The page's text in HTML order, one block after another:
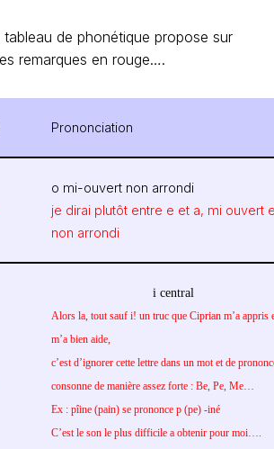
de phonétique propose sur
remarques en rouge….
Prononciation
o mi-ouvert non arrondi
je dirai plutôt entre e et a, mi ouvert
non arrondi
i central
Alors la, tout sauf i! un truc que Ciprian m’a appris
m’a bien aide,
c’est d’ignorer cette lettre dans un mot et de
consonne de manière assez forte : Be, Pe, Me…
Ex : pîine (pain) se prononce p (pe) -iné
C’est le son le plus difficile a obtenir pour moi….